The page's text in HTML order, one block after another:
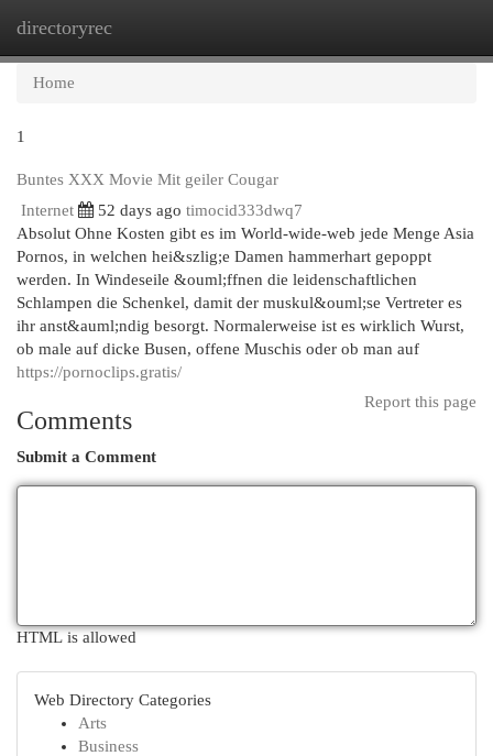
directoryrec
Home
1
Buntes XXX Movie Mit geiler Cougar
Internet
52 days ago timocid333dwq7
Absolut Ohne Kosten gibt es im World-wide-web jede Menge Asia
Pornos, in welchen hei&szlig;e Damen hammerhart gepoppt
werden. In Windeseile &ouml;ffnen die leidenschaftlichen
Schlampen die Schenkel, damit der muskul&ouml;se Vertreter es
ihr anst&auml;ndig besorgt. Normalerweise ist es wirklich Wurst,
ob male auf dicke Busen, offene Muschis oder ob man auf
https://pornoclips.gratis/
Report this page
Comments
Submit a Comment
HTML is allowed
Web Directory Categories
Arts
Business